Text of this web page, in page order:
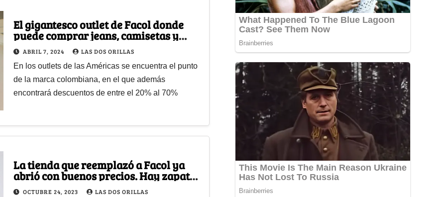
El gigantesco outlet de Facol donde
puede comprar jeans, camisetas y
más desde $25 mil
ABRIL 7, 2024 LAS DOS ORILLAS
En los outlets de las Américas se encuentra el punto
de la marca colombiana, en el que además
encontrará descuentos de entre el 20% al 70%
La tienda que reemplazó a Facol ya
abrió con buenos precios. Hay zapatos
desde $49 mil
OCTUBRE 24, 2023 LAS DOS ORILLAS